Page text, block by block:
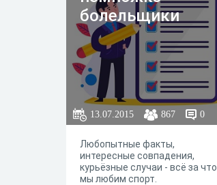
болельщики
13.07.2015 867 0
Любопытные факты,
интересные совпадения,
курьёзные случаи - всё за что
мы любим спорт.